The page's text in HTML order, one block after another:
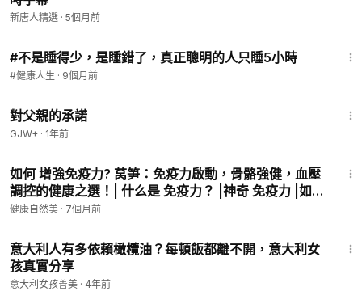
新唐人精選 · 5個月前
#不是睡得少，是睡錯了，真正聰明的人只睡5小時
#健康人生 · 9個月前
對父親的承諾
GJW+ · 1年前
如何 增強免疫力? 莴笋：免疫力啟動，骨骼強健，血壓
調控的健康之選！| 什么是 免疫力？ |神奇 免疫力 |如何
提升 天然免疫力？| 免疫功能 | 免疫系統 病毒| 免疫力
健康自然美 · 7個月前
意大利人有多依賴橄欖油？每頓飯都離不開，意大利女
孩真實分享
意大利女孩善美 · 4年前